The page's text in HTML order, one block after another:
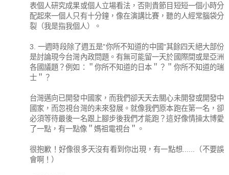
表個人研究成果或個人立場看法，否則貴節目短短一個小時分
配起來一個人只有十分鐘，像在演講比賽，聽的人經常腦袋分
裂（我是指我個人）。
3. 一週時段除了週五是"你所不知道的中國"其餘四天絕大部份
是討論現今台灣內政問題。有無可能留一天於國際間或是亞洲
各國議題？例如：＂你所不知道的日本＂？＂你所不知道的瑞
士＂？
台灣邁向已開發中國家，而我們卻天天去關心未開發或開發中
國家，而忽視台灣的未來發展。就像我們原本跑在第一名，卻
必須等待最後一名跟上腳步後我們才能跑？這好像情操太博愛
了一點，有一點像＂媽祖電視台＂。
很抱歉！好像很多天沒有看到你出現，有一點想......（不要誤
會啊！）